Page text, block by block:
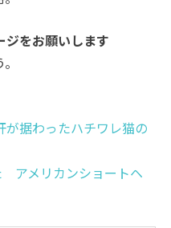
をお願いします
据わったハチワレ猫の
アメリカンショートヘ